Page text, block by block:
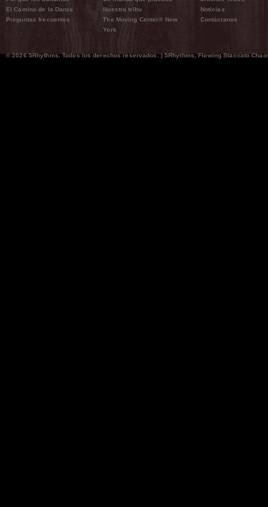
El Camino de la Danza
Preguntas frecuentes
Nuestra tribu
The Moving Center® New
York
Noticias
Contáctanos
© 2026 5Rhythms. Todos los derechos reservados. | 5Rhythms, Flowing Staccato